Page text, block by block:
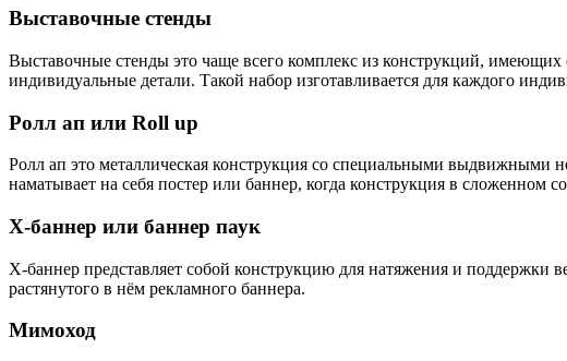
Выставочные стенды
Выставочные стенды это чаще всего комплекс из конструкций,
индивидуальные детали. Такой набор изготавливается для каждого
Ролл ап или Roll up
Ролл ап это металлическая конструкция со специальными выдвижными
наматывает на себя постер или баннер, когда конструкция в сложенном
Х-баннер или баннер паук
Х-баннер представляет собой конструкцию для натяжения и поддержки
растянутого в нём рекламного баннера.
Мимоход